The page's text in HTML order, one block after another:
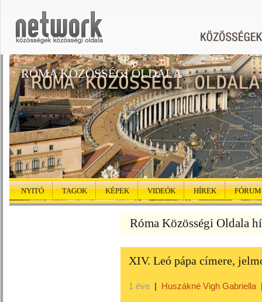
RÓMA KÖZÖSSÉGI OLDALA
NYITÓ TAGOK KÉPEK VIDEÓK HÍREK FÓRUM
Róma Közösségi Oldala
XIV. Leó pápa címere,
1 éve | Huszákné Vigh Gabriella